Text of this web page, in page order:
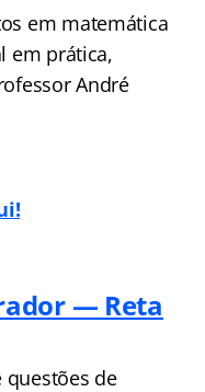
em matemática
em prática,
André
— Reta
questões de